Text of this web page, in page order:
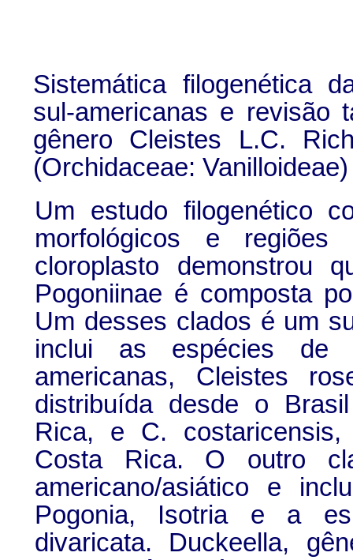
Sistemática filogenética
sul-americanas e revisão
gênero Cleistes L.C.
(Orchidaceae: Vanilloideae)
Um estudo filogenético
morfológicos e
cloroplasto demonstrou
Pogoniinae é composta
Um desses clados é um
inclui as espécies de
americanas, Cleistes
distribuída desde o
Rica, e C. costaricensis,
Costa Rica. O outro
americano/asiático e
Pogonia, Isotria e a
divaricata. Duckeella,